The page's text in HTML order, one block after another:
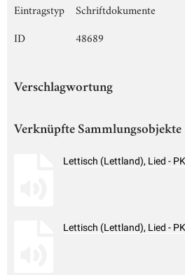
Eintragstyp
Schriftdokumente
ID
48689
Verschlagwortung
Verknüpfte Sammlungsobjekte
Lettisch (Lettland), Lied -
Lettisch (Lettland), Lied -